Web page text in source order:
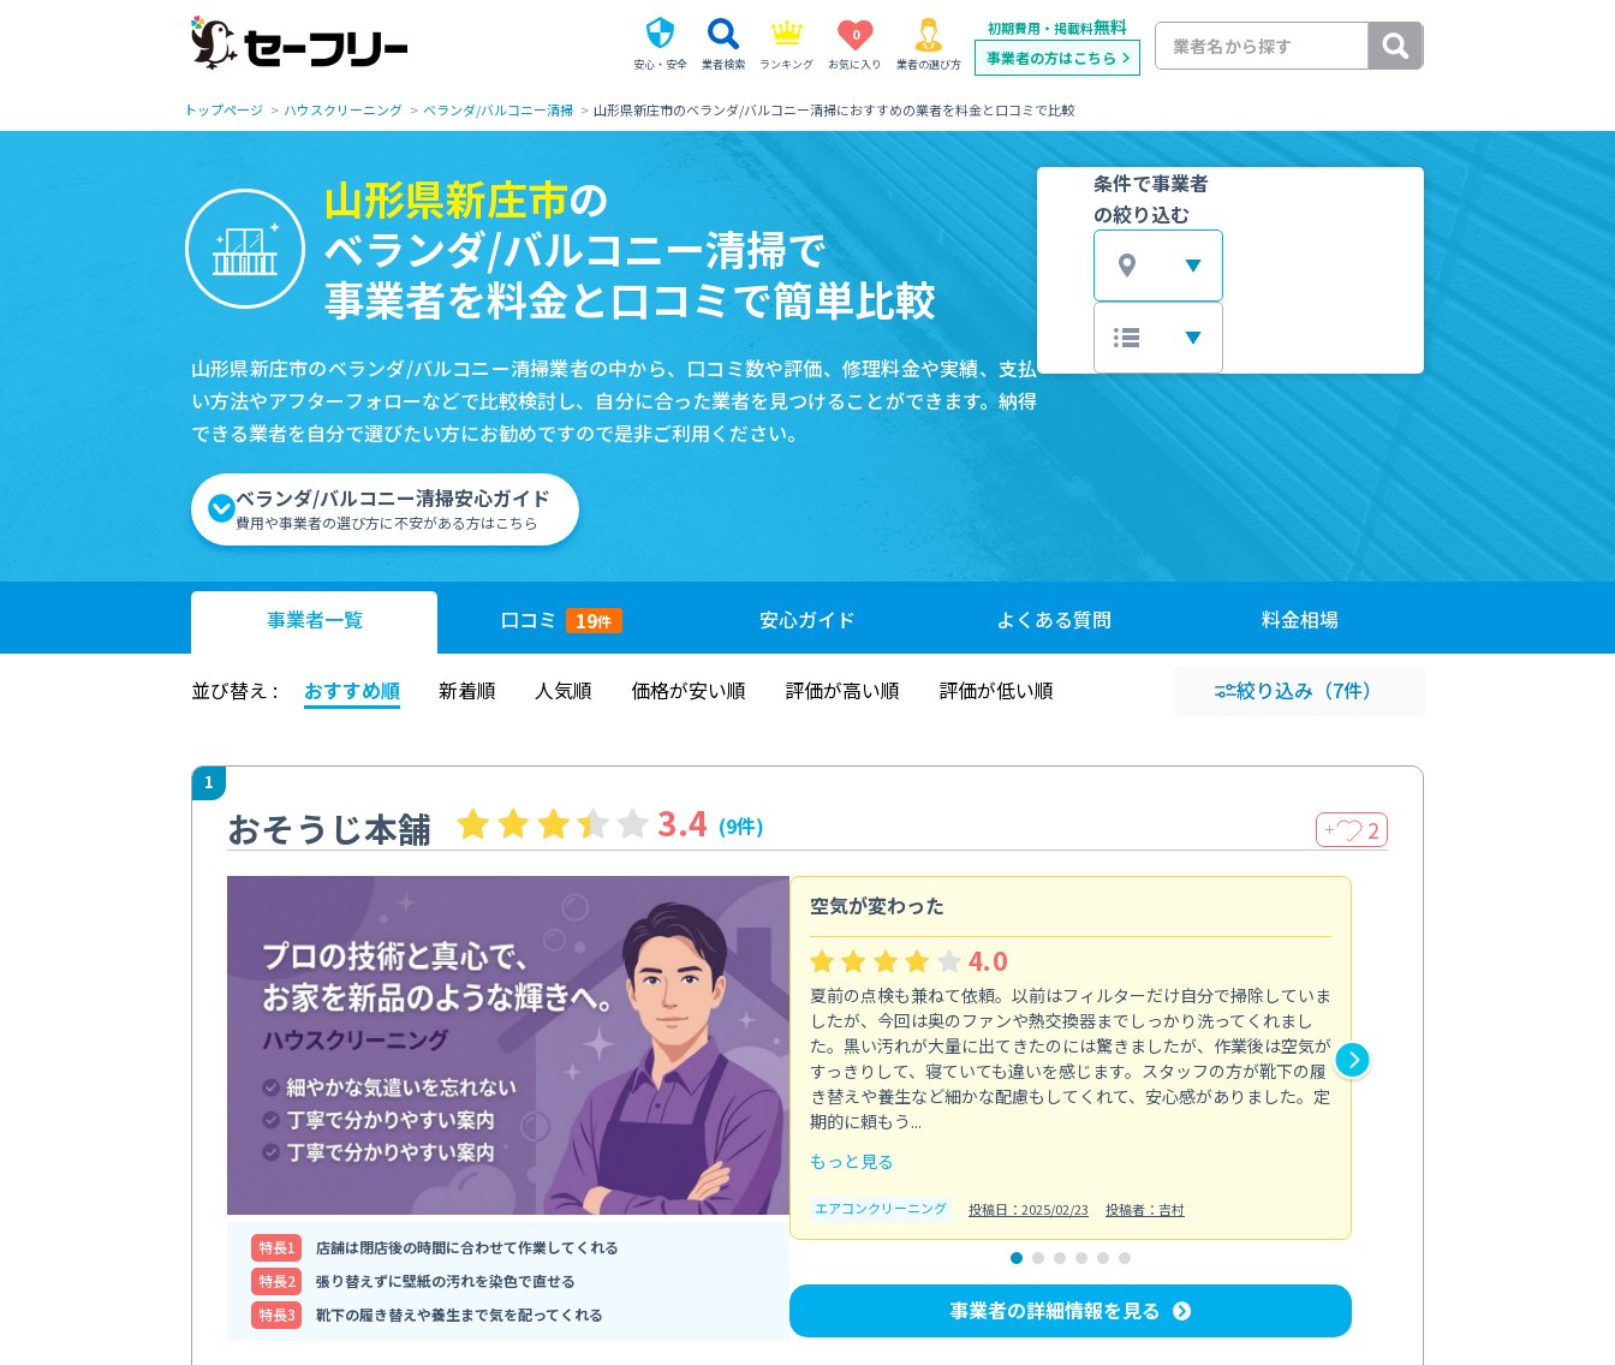
安心・安全 業者検索 ランキング
0
お気に入り 業者の選び方
初期費用・掲載料無料
事業者の方はこちら
トップページ ハウスクリーニング ベランダ/バルコニー清掃 山形県新庄市のベランダ/バルコニー清掃におすすめの業者を料金と口コミで比較
山形県新庄市の
ベランダ/バルコニー清掃で
事業者を料金と口コミで簡単比較
山形県新庄市のベランダ/バルコニー清掃業者の中から、口コミ数や評価、修理料金や実績、支払
い方法やアフターフォローなどで比較検討し、自分に合った業者を見つけることができます。納得
できる業者を自分で選びたい方にお勧めですので是非ご利用ください。
ベランダ/バルコニー清掃安心ガイド
費用や事業者の選び方に不安がある方はこちら
条件で事業者
の絞り込む
事業者一覧 口コミ 19件 安心ガイド よくある質問 料金相場
並び替え : おすすめ順 新着順 人気順 価格が安い順 評価が高い順 評価が低い順 絞り込み （7件）
1
おそうじ本舗 3.4 (9件) ＋ 2
特⻑1
店舗は閉店後の時間に合わせて作業してくれる
特⻑2
張り替えずに壁紙の汚れを染色で直せる
特⻑3
靴下の履き替えや養生まで気を配ってくれる
空気が変わった
4.0
夏前の点検も兼ねて依頼。以前はフィルターだけ自分で掃除していま
したが、今回は奥のファンや熱交換器までしっかり洗ってくれまし
た。黒い汚れが大量に出てきたのには驚きましたが、作業後は空気が
すっきりして、寝ていても違いを感じます。スタッフの方が靴下の履
き替えや養生など細かな配慮もしてくれて、安心感がありました。定
期的に頼もう...
もっと見る
エアコンクリーニング 投稿日：2025/02/23 投稿者：吉村
事業者の詳細情報を見る